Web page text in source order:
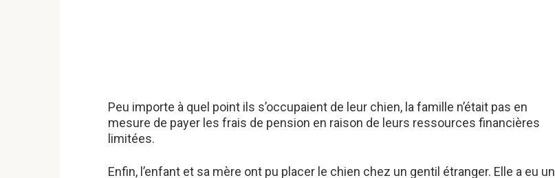
Peu importe à quel point ils s’occupaient de leur chien, la famille n’était pas en
mesure de payer les frais de pension en raison de leurs ressources financières
limitées.
Enfin, l’enfant et sa mère ont pu placer le chien chez un gentil étranger. Elle a eu un